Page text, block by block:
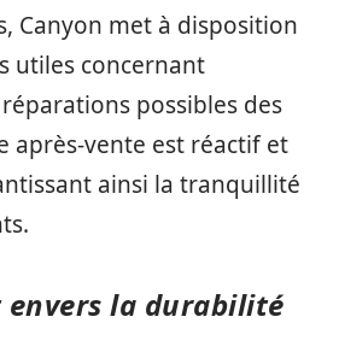
Canyon met à disposition
utiles concernant
possibles des
après-vente est réactif et
ainsi la tranquillité
envers la durabilité